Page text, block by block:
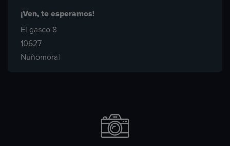
¡Ven, te esperamos!
El gasco 8
10627
Nuñomoral